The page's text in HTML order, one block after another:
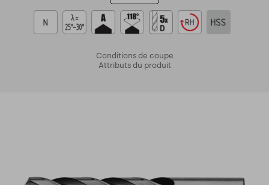
Conditions de coupe
Attributs du produit